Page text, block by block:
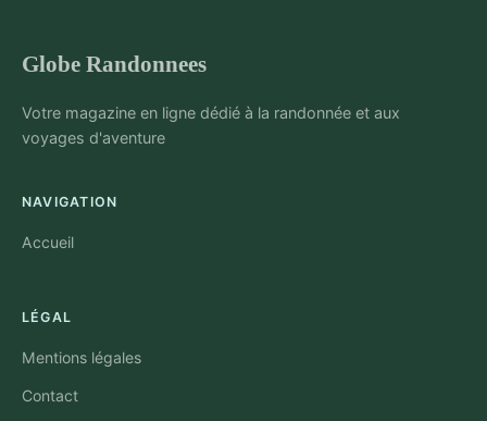
Globe Randonnees
Votre magazine en ligne dédié à la randonnée et aux
voyages d'aventure
NAVIGATION
Accueil
LÉGAL
Mentions légales
Contact